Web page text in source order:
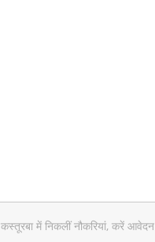
कस्तूरबा में निकलीं नौकरियां, करें आवेदन